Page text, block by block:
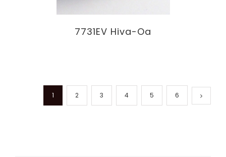
7731EV Hiva-Oa
1 2 3 4 5 6